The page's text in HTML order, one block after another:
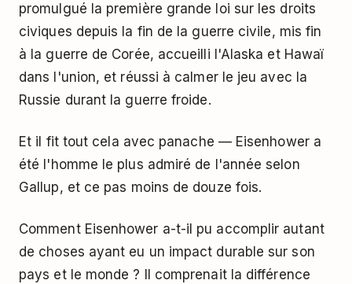
promulgué la première grande loi sur les droits
civiques depuis la fin de la guerre civile, mis fin
à la guerre de Corée, accueilli l'Alaska et Hawaï
dans l'union, et réussi à calmer le jeu avec la
Russie durant la guerre froide.
Et il fit tout cela avec panache — Eisenhower a
été l'homme le plus admiré de l'année selon
Gallup, et ce pas moins de douze fois.
Comment Eisenhower a-t-il pu accomplir autant
de choses ayant eu un impact durable sur son
pays et le monde ? Il comprenait la différence